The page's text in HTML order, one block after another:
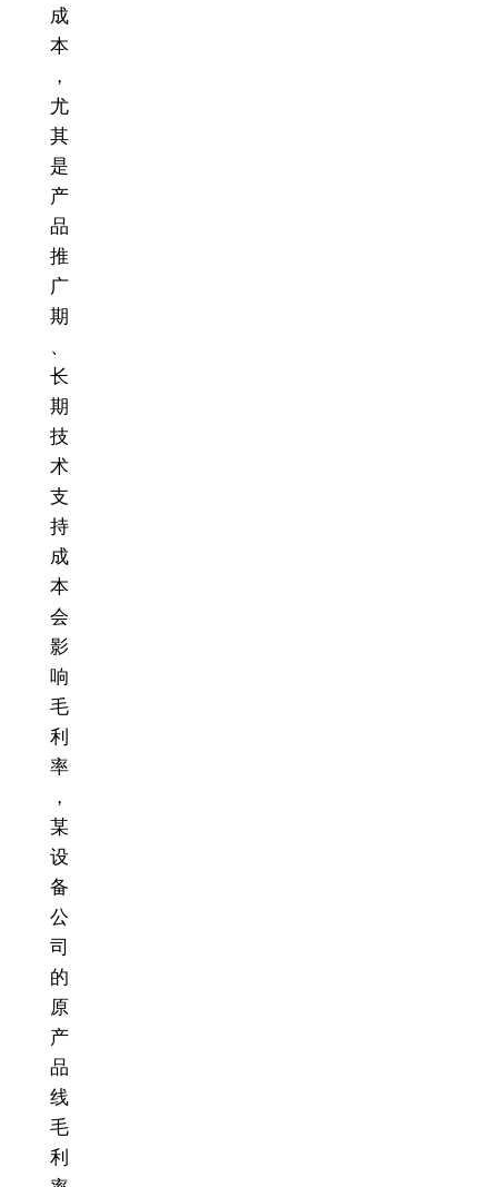
成
本
，
尤
其
是
产
品
推
广
期
、
长
期
技
术
支
持
成
本
会
影
响
毛
利
率
，
某
设
备
公
司
的
原
产
品
线
毛
利